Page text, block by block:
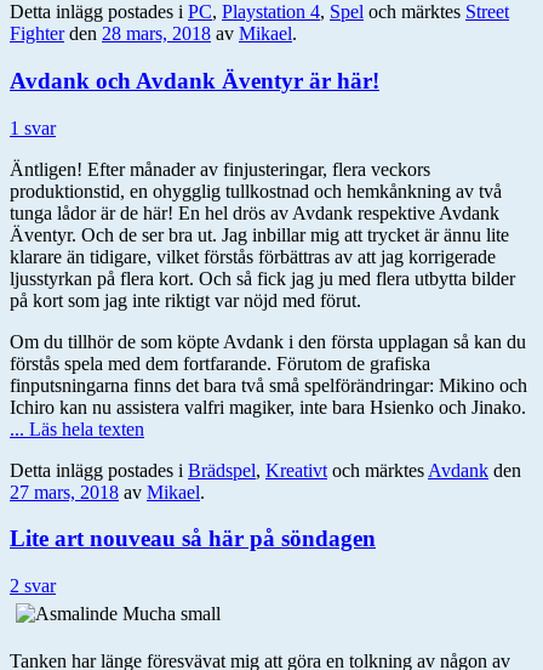
Detta inlägg postades i PC, Playstation 4, Spel och märktes Street
Fighterden 28 mars, 2018 av Mikael.
Avdank och Avdank Äventyr är här!
1 svar
Äntligen! Efter månader av finjusteringar, flera veckors
produktionstid, en ohygglig tullkostnad och hemkånkning av två
tunga lådor är de här! En hel drös av Avdank respektive Avdank
Äventyr. Och de ser bra ut. Jag inbillar mig att trycket är ännu lite
klarare än tidigare, vilket förstås förbättras av att jag korrigerade
ljusstyrkan på flera kort. Och så fick jag ju med flera utbytta bilder
på kort som jag inte riktigt var nöjd med förut.
Om du tillhör de som köpte Avdank i den första upplagan så kan du
förstås spela med dem fortfarande. Förutom de grafiska
finputsningarna finns det bara två små spelförändringar: Mikino och
Ichiro kan nu assistera valfri magiker, inte bara Hsienko och Jinako.
... Läs hela texten
Detta inlägg postades i Brädspel, Kreativt och märktes Avdank den
27 mars, 2018 av Mikael.
Lite art nouveau så här på söndagen
2 svar
Tanken har länge föresvävat mig att göra en tolkning av någon av